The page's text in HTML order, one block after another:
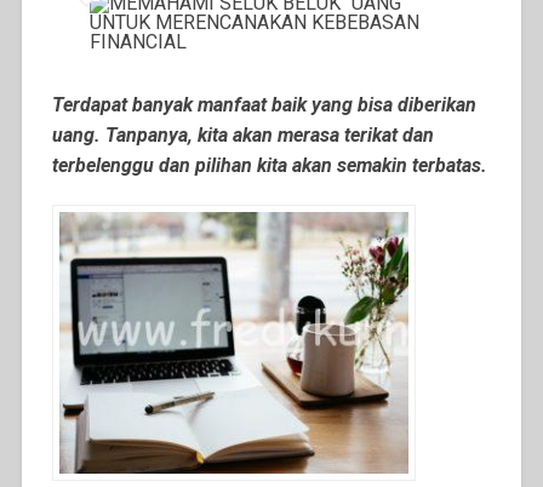
Terdapat banyak manfaat baik yang bisa diberikan
uang. Tanpanya, kita akan merasa terikat dan
terbelenggu dan pilihan kita akan semakin terbatas.